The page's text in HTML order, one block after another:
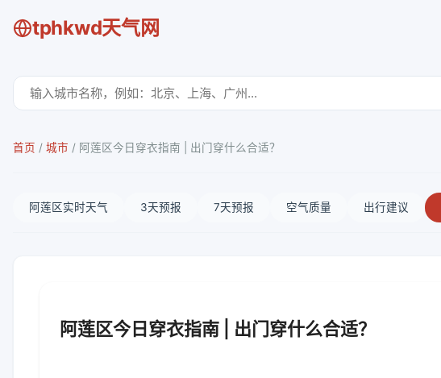
tphkwd天气网
首页 / 城市 / 阿莲区今日穿衣指南 | 出门穿什么合适？
阿莲区实时天气 3天预报 7天预报 空气质量 出行建议
阿莲区今日穿衣指南 | 出门穿什么合适？